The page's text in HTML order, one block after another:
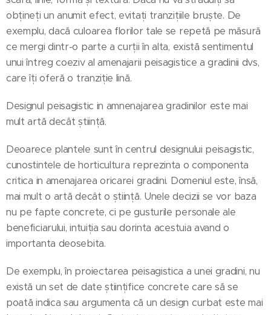
obțineți un anumit efect, evitați tranzițiile bruște. De
exemplu, dacă culoarea florilor tale se repetă pe măsură
ce mergi dintr-o parte a curții în alta, există sentimentul
unui întreg coeziv al amenajarii peisagistice a gradinii dvs,
care îți oferă o tranziție lină.
Designul peisagistic in amnenajarea gradinilor este mai
mult artă decât știință.
Deoarece plantele sunt în centrul designului peisagistic,
cunostintele de horticultura reprezinta o componenta
critica in amenajarea oricarei gradini. Domeniul este, însă,
mai mult o artă decât o știință. Unele decizii se vor baza
nu pe fapte concrete, ci pe gusturile personale ale
beneficiarului, intuiția sau dorinta acestuia avand o
importanta deosebita.
De exemplu, în proiectarea peisagistica a unei gradini, nu
există un set de date științifice concrete care să se
poată indica sau argumenta că un design curbat este mai